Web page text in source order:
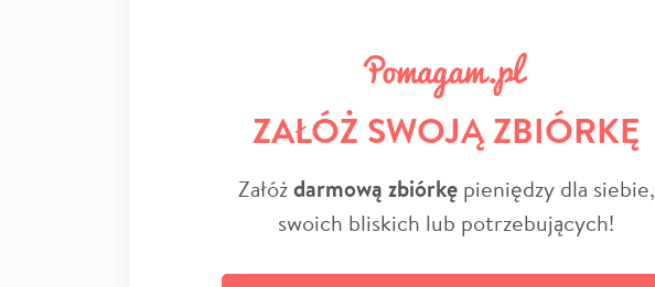
ZAŁÓŻ SWOJĄ ZBIÓRKĘ
Załóżdarmową zbiórkępieniędzy dla siebie,
swoich bliskich lub potrzebujących!